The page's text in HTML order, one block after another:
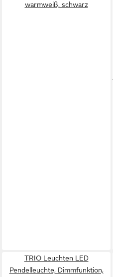
warmweiß, schwarz
TRIO Leuchten LED
Pendelleuchte, Dimmfunktion,